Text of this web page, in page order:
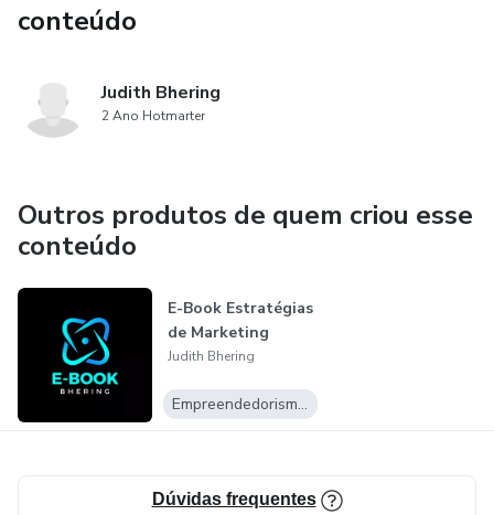
conteúdo
Judith Bhering
2 Ano Hotmarter
Outros produtos de quem criou esse
conteúdo
E-Book Estratégias
de Marketing
Judith Bhering
Empreendedorismo Digital
Dúvidas frequentes